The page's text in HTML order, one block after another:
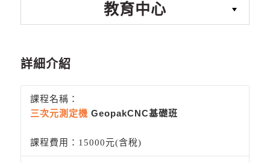
教育中心
詳細介紹
三次元測定機 GeopakCNC基礎班
課程費用：15000元(含稅)